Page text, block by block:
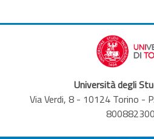
Università degli
Via Verdi, 8 - 10124 Torino -